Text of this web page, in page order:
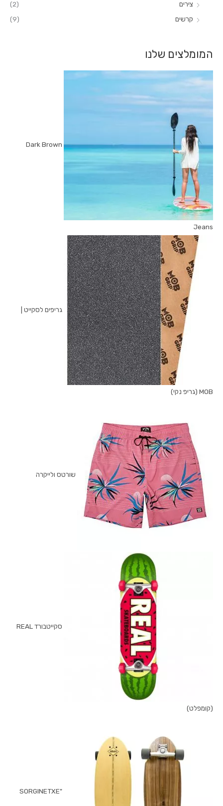
צירים
(2)
קרשים
(9)
המומלצים שלנו
Dark Brown
Jeans
גריפים לסקייט |
MOB (גריפ נקי)
שורטס ולייקרה
סקייטבורד REAL
(קומפלט)
"SORGINETXE